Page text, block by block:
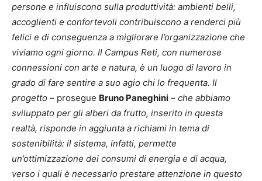
persone e influiscono sulla produttività: ambienti belli,
accoglienti e confortevoli contribuiscono a renderci più
felici e di conseguenza a migliorare l’organizzazione che
viviamo ogni giorno. Il Campus Reti, con numerose
connessioni con arte e natura, è un luogo di lavoro in
grado di fare sentire a suo agio chi lo frequenta. Il
progetto – prosegue Bruno Paneghini – che abbiamo
sviluppato per gli alberi da frutto, inserito in questa
realtà, risponde in aggiunta a richiami in tema di
sostenibilità: il sistema, infatti, permette
un’ottimizzazione dei consumi di energia e di acqua,
verso i quali è necessario prestare attenzione in questo